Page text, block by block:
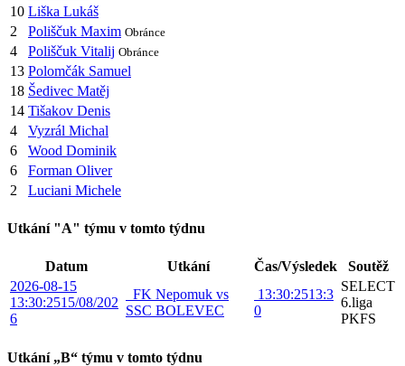
10 Liška Lukáš
2
Poliščuk Maxim Obránce
4 Poliščuk Vitalij Obránce
13 Polomčák Samuel
18 Šedivec Matěj
14 Tišakov Denis
4
Vyzrál Michal
6
Wood Dominik
6
Forman Oliver
2
Luciani Michele
Utkání "A" týmu v tomto týdnu
Datum Utkání Čas/Výsledek
Soutěž
2026-08-15
13:30:2515/08/202
6
FK Nepomuk vs
SSC BOLEVEC
13:30:2513:3
0
SELECT
6.liga
PKFS
Utkání „B“ týmu v tomto týdnu